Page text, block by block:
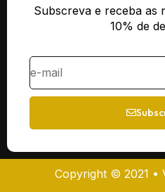
Subscreva e receba as
10% de
Copyright © 2021 •